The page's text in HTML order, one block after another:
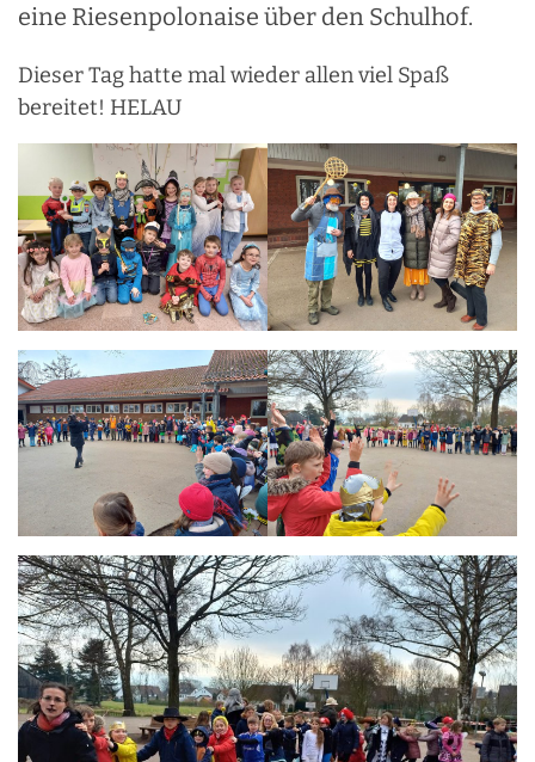
eine Riesenpolonaise über den Schulhof.
Dieser Tag hatte mal wieder allen viel Spaß
bereitet! HELAU